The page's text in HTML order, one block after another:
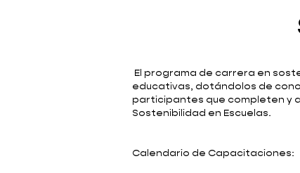
El programa de carrera en
educativas, dotándolos de
participantes que completen y
Sostenibilidad en Escuelas.
Calendario de Capacitaciones: